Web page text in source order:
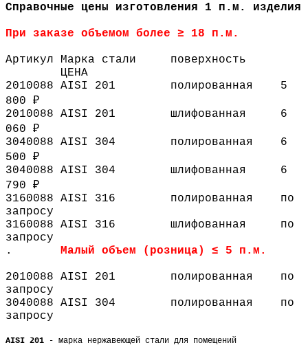
Справочные цены изготовления 1 п.м. изделия
При заказе объемом более ≥ 18 п.м.
Артикул Марка стали
поверхность
ЦЕНА
2010088
AISI 201 полированная
5
800 ₽
2010088
AISI 201 шлифованная
6
060 ₽
3040088
AISI 304 полированная
6
500 ₽
3040088
AISI 304 шлифованная
6
790 ₽
3160088
AISI 316 полированная
по
запросу
3160088
AISI 316 шлифованная
по
запросу
.
Малый объем (розница) ≤ 5 п.м.
2010088 AISI 201 полированная
по
запросу
3040088
AISI 304 полированная
по
запросу
AISI 201 - марка нержавеющей стали для помещений